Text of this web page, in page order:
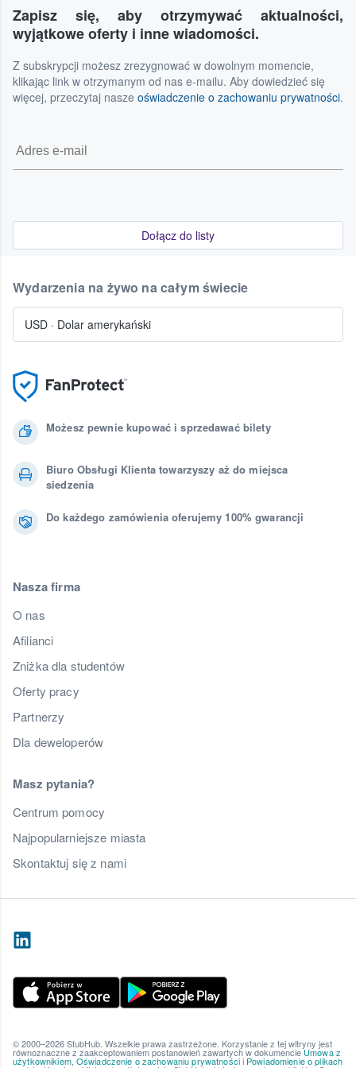
naszymi warunkami świadczenia usług.
Twoje plany uległy zmianie, w wielu przypadkach możesz
odsprzedać swoje bilety za pośrednictwem naszego
wydarzenia i czasu, jaki do niego pozostał. Szczegółowe
informacje znajdują się w naszych warunkach świadczenia
usług.
Zapisz się, aby otrzymywać aktualności,
wyjątkowe oferty i inne wiadomości.
Z subskrypcji możesz zrezygnować w dowolnym momencie,
klikając link w otrzymanym od nas e-mailu. Aby dowiedzieć się
więcej, przeczytaj nasze oświadczenie o zachowaniu prywatności.
Dołącz do listy
Możesz pewnie kupować i sprzedawać bilety
Biuro Obsługi Klienta towarzyszy aż do miejsca
siedzenia
Do każdego zamówienia oferujemy 100% gwarancji
Nasza firma
O nas
Afilianci
Zniżka dla studentów
Oferty pracy
Partnerzy
Dla deweloperów
Masz pytania?
Centrum pomocy
Najpopularniejsze miasta
Skontaktuj się z nami
Wydarzenia na żywo na całym świecie
USD · Dolar amerykański
© 2000–2026 StubHub. Wszelkie prawa zastrzeżone. Korzystanie z tej witryny jest
równoznaczne z zaakceptowaniem postanowień zawartych w dokumencieUmowa z
użytkownikiem, Oświadczenie o zachowaniu prywatnościi Powiadomienie o plikach